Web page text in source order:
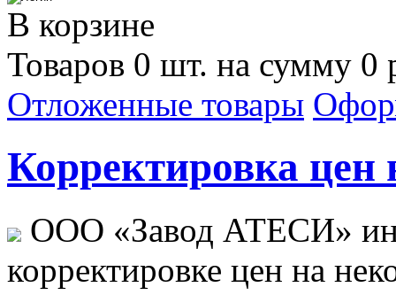
В корзине
Товаров 0 шт. на сумму 0
Отложенные товары
Корректировка цен
ООО «Завод АТЕСИ»
корректировке цен на